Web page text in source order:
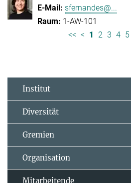
sfernandes@...
1-AW-101
<< < 1 2 3 4 5
Institut
Diversität
Gremien
Organisation
Mitarbeitende